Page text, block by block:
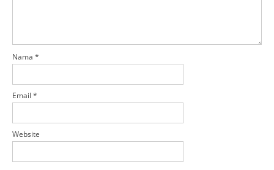
Nama *
Email *
Website